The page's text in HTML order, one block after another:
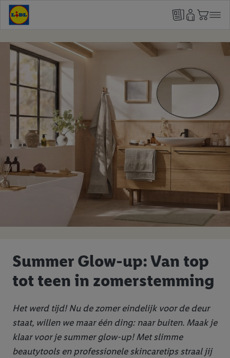
Summer Glow-up: Van top
tot teen in zomerstemming
Het werd tijd! Nu de zomer eindelijk voor de deur
staat, willen we maar één ding: naar buiten. Maak je
klaar voor je summer glow-up! Met slimme
beautytools en professionele skincaretips straal jij